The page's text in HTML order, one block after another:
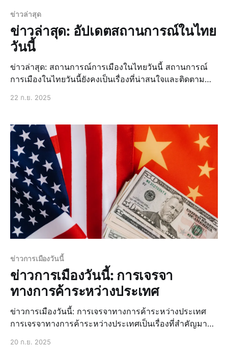
ข่าวล่าสุด
ข่าวล่าสุด: อัปเดตสถานการณ์ในไทย
วันนี้
ข่าวล่าสุด: สถานการณ์การเมืองในไทยวันนี้ สถานการณ์
การเมืองในไทยวันนี้ยังคงเป็นเรื่องที่น่าสนใจและติดตาม
เปลี่ยนแปลงทางการเมืองอย่างต่อเนื่อง การประชุมสภาผู้
พิจารณากฎหมายสำคัญหลายฉบับ ซึ่งอาจส่งผลกระทบต่อ
อนาคตของประเทศ การเคลื
22 ก.ย. 2025
ข่าวการเมืองวันนี้
ข่าวการเมืองวันนี้: การเจรจา
ทางการค้าระหว่างประเทศ
ข่าวการเมืองวันนี้: การเจรจาทางการค้าระหว่างประเทศ
การเจรจาทางการค้าระหว่างประเทศเป็นเรื่องที่สำคัญมาก
20 ก.ย. 2025